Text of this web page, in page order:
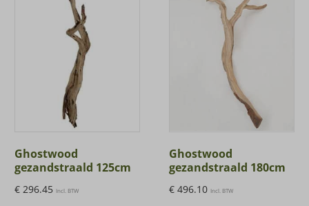
Ghostwood
gezandstraald 125cm
€ 296.45 Incl. BTW
Ghostwood
gezandstraald 180cm
€ 496.10 Incl. BTW